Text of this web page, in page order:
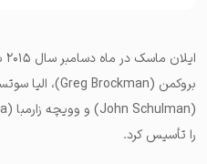
را تأسیس کرد.